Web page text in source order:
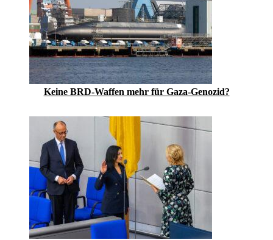
Keine BRD-Waffen mehr für Gaza-Genozid?